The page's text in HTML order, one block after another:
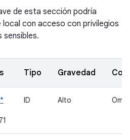
de esta sección podría
con acceso con privilegios
Tipo Gravedad
*
ID Alto